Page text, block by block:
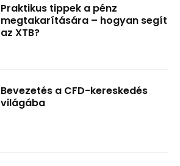
Praktikus tippek a pénz
megtakarítására – hogyan segít
az XTB?
Bevezetés a CFD-kereskedés
világába